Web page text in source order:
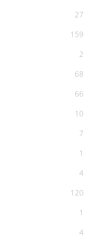
27
159
2
68
66
10
7
1
4
120
1
4